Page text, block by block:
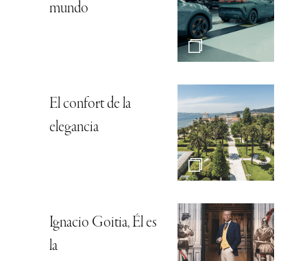
mundo
El confort de la
elegancia
Ignacio Goitia, Él es
la